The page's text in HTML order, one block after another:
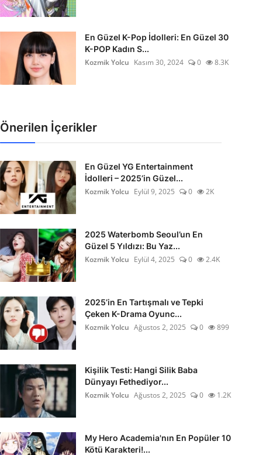
En Güzel K-Pop İdolleri: En Güzel 30
K-POP Kadın S...
Kozmik Yolcu Kasım 30, 2024 0 8.3K
Önerilen İçerikler
En Güzel YG Entertainment
İdolleri – 2025’in Güzel...
Kozmik Yolcu Eylül 9, 2025 0 2K
2025 Waterbomb Seoul’un En
Güzel 5 Yıldızı: Bu Yaz...
Kozmik Yolcu Eylül 4, 2025 0 2.4K
2025’in En Tartışmalı ve Tepki
Çeken K-Drama Oyunc...
Kozmik Yolcu Ağustos 2, 2025 0 899
Kişilik Testi: Hangi Silik Baba
Dünyayı Fethediyor...
Kozmik Yolcu Ağustos 2, 2025 0 1.2K
My Hero Academia'nın En Popüler 10
Kötü Karakteri!...